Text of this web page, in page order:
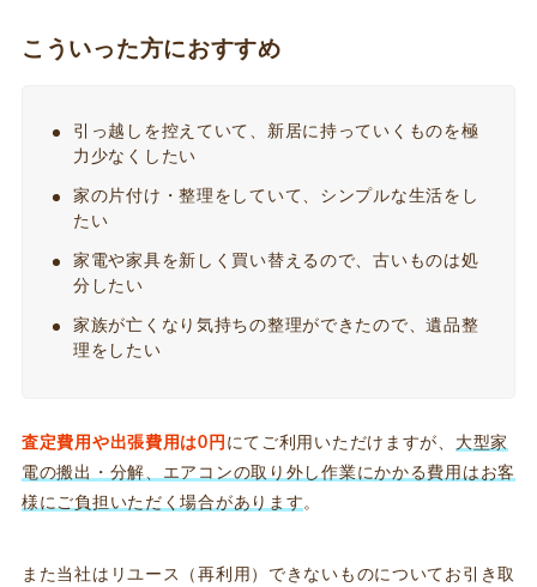
こういった方におすすめ
引っ越しを控えていて、新居に持っていくものを極
力少なくしたい
家の片付け・整理をしていて、シンプルな生活をし
たい
家電や家具を新しく買い替えるので、古いものは処
分したい
家族が亡くなり気持ちの整理ができたので、遺品整
理をしたい
査定費用や出張費用は0円 にてご利用いただけますが、 大型家
電の搬出・分解、エアコンの取り外し作業にかかる費用はお客
様にご負担いただく場合があります。
また当社はリユース（再利用）できないものについてお引き取